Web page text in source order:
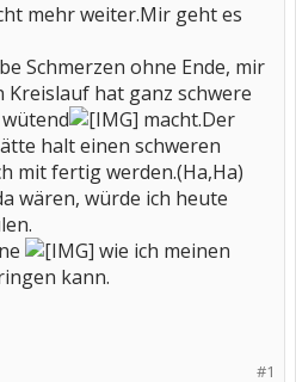
mehr weiter.Mir geht es
Schmerzen ohne Ende, mir
Kreislauf hat ganz schwere
macht.Der
halt einen schweren
mit fertig werden.(Ha,Ha)
wären, würde ich heute
wie ich meinen
kann.
#1